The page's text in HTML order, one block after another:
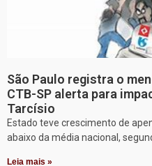
São Paulo registra o
CTB-SP alerta para
Tarcísio
Estado teve crescimento de
abaixo da média nacional,
Leia mais »